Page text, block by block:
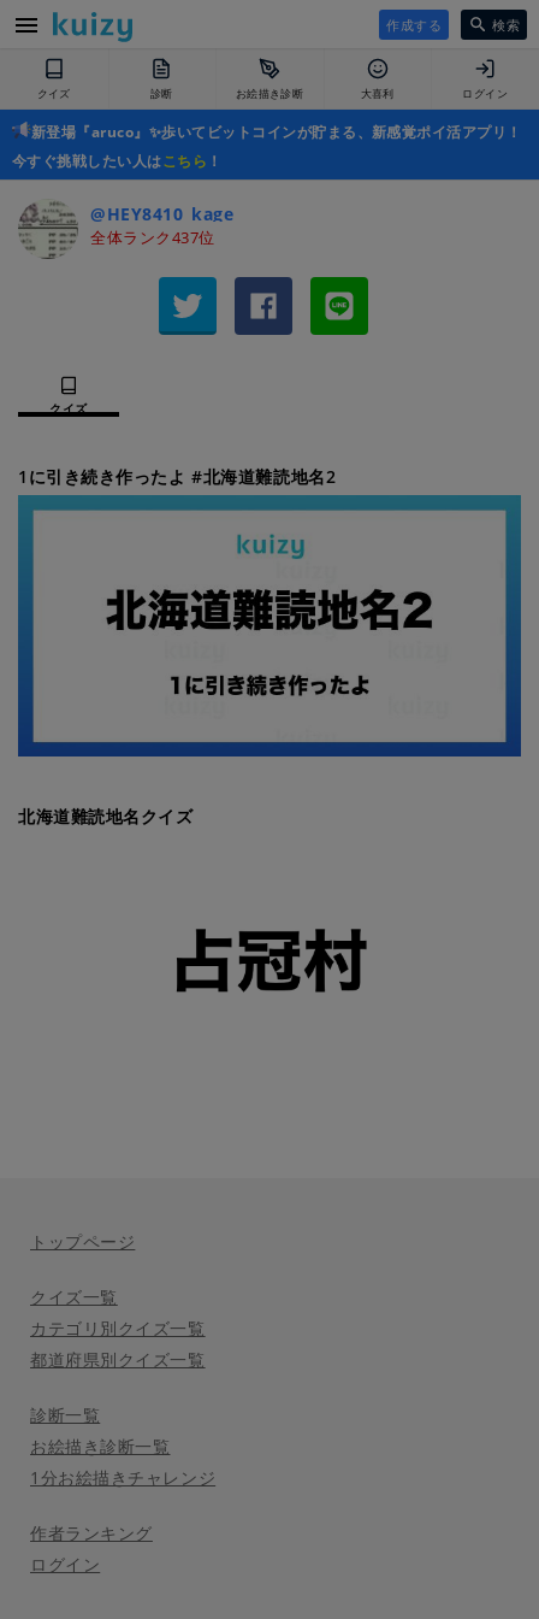
作成する 検索
クイズ 診断 お絵描き診断 大喜利 ログイン
新登場『aruco』✨歩いてビットコインが貯まる、新感覚ポイ活アプリ！
今すぐ挑戦したい人はこちら ！
@HEY8410_kage
全体ランク437位
クイズ
1に引き続き作ったよ #北海道難読地名2
北海道難読地名クイズ
トップページ
クイズ一覧
カテゴリ別クイズ一覧
都道府県別クイズ一覧
診断一覧
お絵描き診断一覧
1分お絵描きチャレンジ
作者ランキング
ログイン